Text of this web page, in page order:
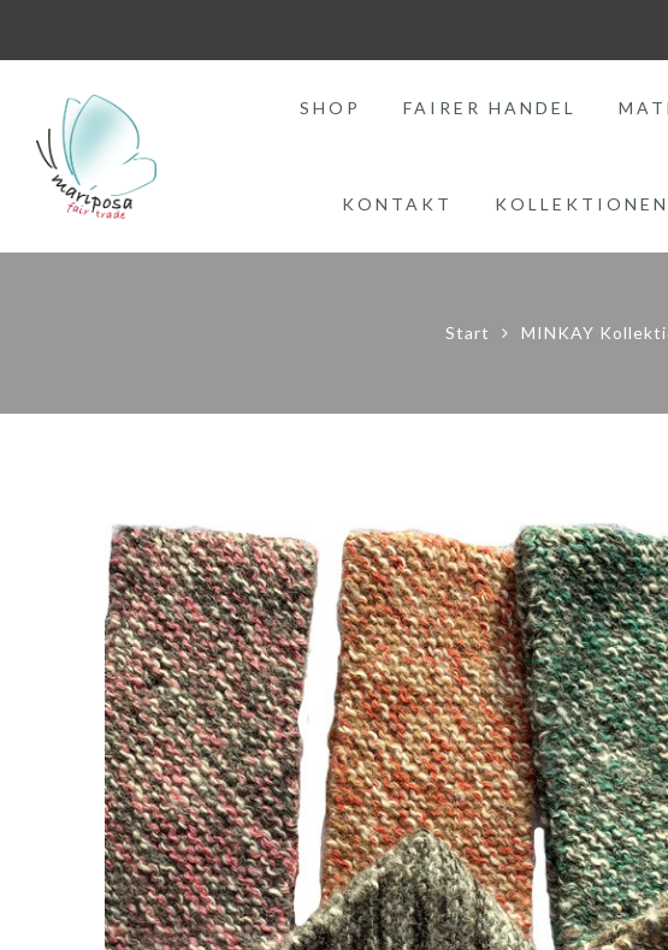
SHOP FAIRER HANDEL
KONTAKT KOLLEKTIONEN
Start MINKAY